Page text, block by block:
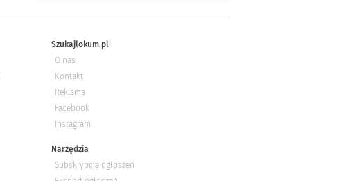
Szukajlokum.pl
O nas
Kontakt
Reklama
Facebook
Instagram
Narzędzia
Subskrypcja ogłoszeń